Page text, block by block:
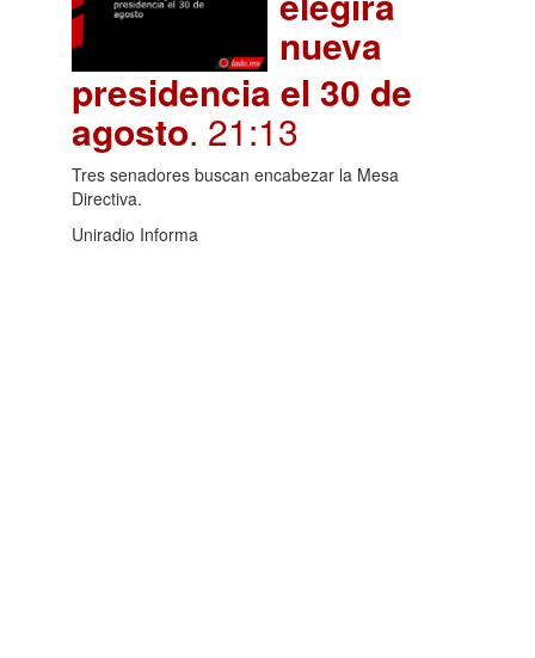
nueva
presidencia el 30 de
agosto. 21:13
Tres senadores buscan encabezar la Mesa
Directiva.
Uniradio Informa